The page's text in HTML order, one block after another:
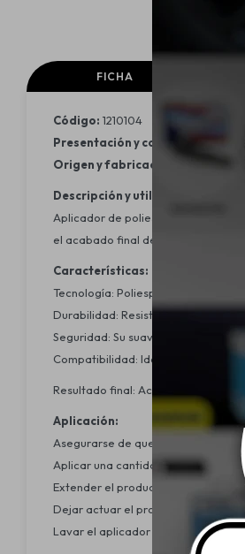
FICHA
Código: 1210104
Presentación y contenido:
Origen y fabricación:
Brasil
Descripción y utilidad:
Aplicador de poliespuma
el acabado final del vehículo.
Características:
Tecnología: Poliespuma de alta
Durabilidad: Resiste múltiples
Seguridad: Su suave textura evita
Compatibilidad: Ideal para
Resultado final: Acabado
Aplicación:
Asegurarse de que la superficie
Aplicar una cantidad moderada
Extender el producto utilizando
Dejar actuar el producto según las
Lavar el aplicador al finalizar para